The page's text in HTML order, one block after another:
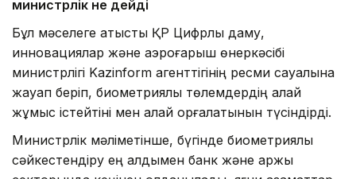
министрлік не дейді
Бұл мәселеге қатысты ҚР Цифрлық даму,
инновациялар және аэроғарыш өнеркәсібі
министрлігі Kazinform агенттігінің ресми сауалына
жауап беріп, биометриялық төлемдердің қалай
жұмыс істейтіні мен қалай қорғалатынын түсіндірді.
Министрлік мәліметінше, бүгінде биометриялық
сәйкестендіру ең алдымен банк және қаржы